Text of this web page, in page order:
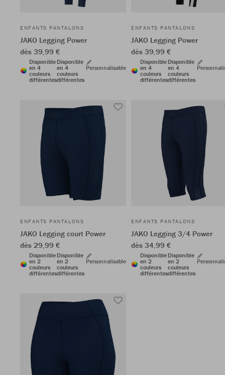
ENFANTS PANTALONS
JAKO Legging Power
dès 39,99 €
Disponible
en 4
couleurs
différentes
Disponible
en 4
couleurs
différentes
Personnalisable
ENFANTS PANTALONS
JAKO Legging Power
dès 39,99 €
Disponible
en 4
couleurs
différentes
Disponible
en 4
couleurs
différentes
ENFANTS PANTALONS
JAKO Legging court Power
dès 29,99 €
Disponible
en 2
couleurs
différentes
Disponible
en 2
couleurs
différentes
Personnalisable
ENFANTS PANTALONS
JAKO Legging 3/4 Power
dès 34,99 €
Disponible
en 2
couleurs
différentes
Disponible
en 2
couleurs
différentes